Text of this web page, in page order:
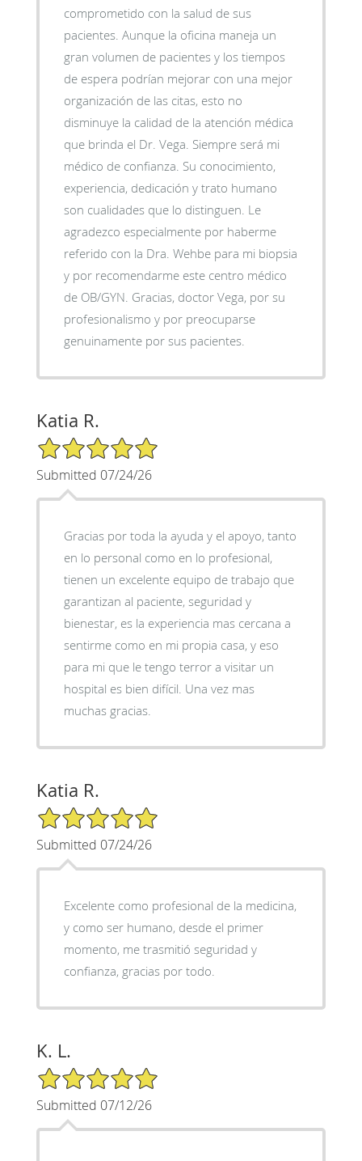
comprometido con la salud de sus
pacientes. Aunque la oficina maneja un
gran volumen de pacientes y los tiempos
de espera podrían mejorar con una mejor
organización de las citas, esto no
disminuye la calidad de la atención médica
que brinda el Dr. Vega. Siempre será mi
médico de confianza. Su conocimiento,
experiencia, dedicación y trato humano
son cualidades que lo distinguen. Le
agradezco especialmente por haberme
referido con la Dra. Wehbe para mi biopsia
y por recomendarme este centro médico
de OB/GYN. Gracias, doctor Vega, por su
profesionalismo y por preocuparse
genuinamente por sus pacientes.
Katia R.
5/5 Star Rating
Submitted 07/24/26
Gracias por toda la ayuda y el apoyo, tanto
en lo personal como en lo profesional,
tienen un excelente equipo de trabajo que
garantizan al paciente, seguridad y
bienestar, es la experiencia mas cercana a
sentirme como en mi propia casa, y eso
para mi que le tengo terror a visitar un
hospital es bien difícil. Una vez mas
muchas gracias.
Katia R.
5/5 Star Rating
Submitted 07/24/26
Excelente como profesional de la medicina,
y como ser humano, desde el primer
momento, me trasmitió seguridad y
confianza, gracias por todo.
K. L.
5/5 Star Rating
Submitted 07/12/26